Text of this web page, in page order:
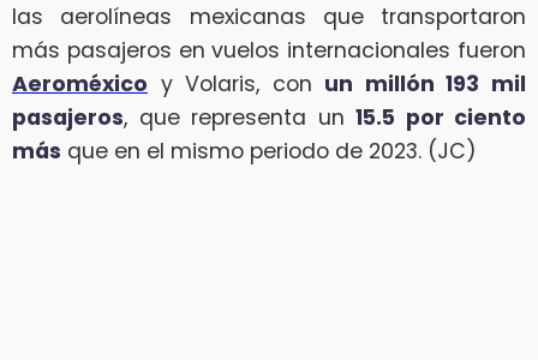
las aerolíneas mexicanas que transportaron
más pasajeros en vuelos internacionales fueron
Aeroméxico y Volaris, con un millón 193 mil
pasajeros, que representa un 15.5 por ciento
más que en el mismo periodo de 2023. (JC)